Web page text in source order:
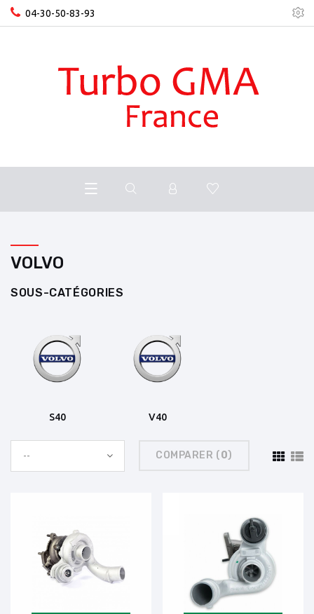
04-30-50-83-93
VOLVO
SOUS-CATÉGORIES
S40 V40
-- COMPARER (0)